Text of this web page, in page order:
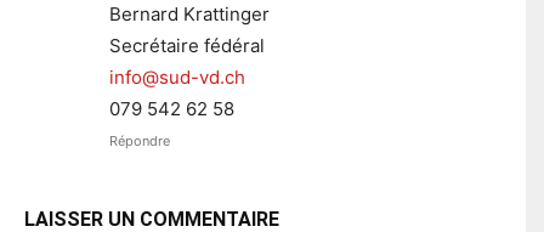
Bernard Krattinger
Secrétaire fédéral
info@sud-vd.ch
079 542 62 58
Répondre
LAISSER UN COMMENTAIRE